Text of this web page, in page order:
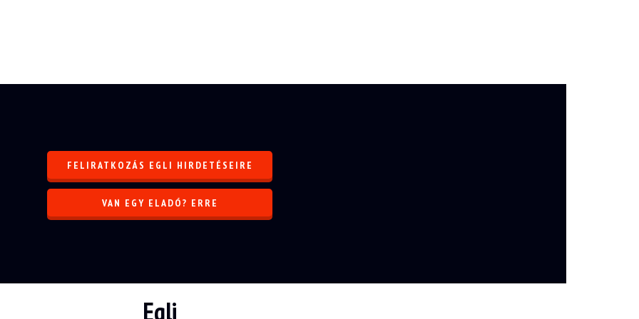
FELIRATKOZÁS EGLI HIRDETÉSEIRE
VAN EGY ELADÓ? ERRE
Egli